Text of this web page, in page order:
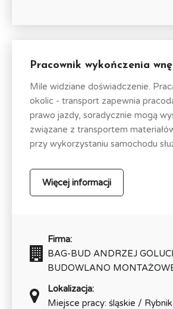
Pracownik wykończenia
Mile widziane doświadczenie.
okolic - transport zapewnia
prawo jazdy, soradycznie mogą
związane z transportem
przy wykorzystaniu samochodu
Więcej informacji
Firma:
BAG-BUD ANDRZEJ
BUDOWLANO
Lokalizacja:
Miejsce pracy: śląskie / Rybnik